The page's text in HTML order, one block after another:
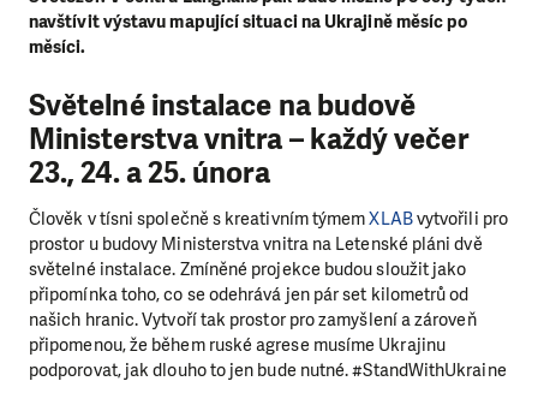
navštívit výstavu mapující situaci na Ukrajině měsíc po
měsíci.
Světelné instalace na budově
Ministerstva vnitra – každý večer
23., 24. a 25. února
Člověk v tísni společně s kreativním týmemXLABvytvořili pro
prostor u budovy Ministerstva vnitra na Letenské pláni dvě
světelné instalace. Zmíněné projekce budou sloužit jako
připomínka toho, co se odehrává jen pár set kilometrů od
našich hranic. Vytvoří tak prostor pro zamyšlení a zároveň
připomenou, že během ruské agrese musíme Ukrajinu
podporovat, jak dlouho to jen bude nutné. #StandWithUkraine